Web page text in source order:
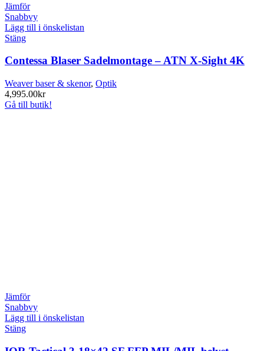
Jämför
Snabbvy
Lägg till i önskelistan
Stäng
Contessa Blaser Sadelmontage – ATN X-Sight 4K
Weaver baser & skenor, Optik
4,995.00kr
Gå till butik!
Jämför
Snabbvy
Lägg till i önskelistan
Stäng